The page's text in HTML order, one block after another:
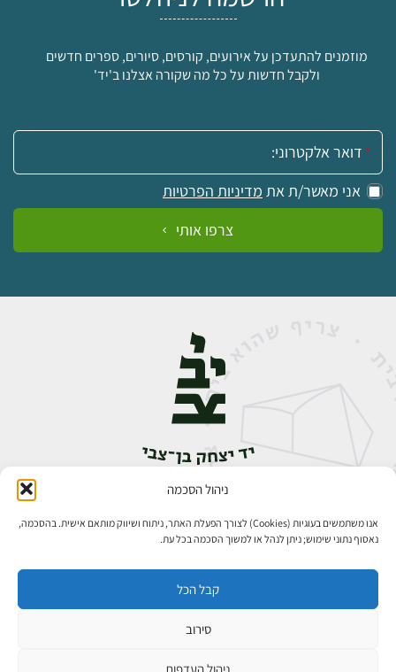
ניהול הסכמה
אנו משתמשים בעוגיות (Cookies) לצורך הפעלת האתר, ניתוח ושיווק מותאם אישית. בהסכמה,
נאסוף נתוני שימוש; ניתן לנהל או למשוך הסכמה בכל עת.
קבל הכל
סירוב
ניהול העדפות
מוזמנים להתעדכן על אירועים, קורסים, סיורים, ספרים חדשים
ולקבל חדשות על כל מה שקורה אצלנו ב'יד'
אימייל:
אני מאשר/ת את מדיניות הפרטיות
צרפו אותי
אבן גבירול 14, רחביה, ירושלים
פיתוח אתרים